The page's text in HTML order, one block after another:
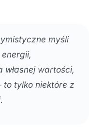
myśli
wartości,
to tylko niektóre z